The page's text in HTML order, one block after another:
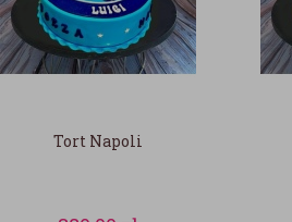
Tort Napoli